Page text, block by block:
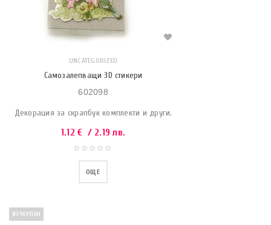
UNCATEGORIZED
Самозалепващи 3D стикери
602098
Декорация за скрапбук комплекти и други.
1.12€ / 2.19 лв.
ОЩЕ
ИЗЧЕРПАН